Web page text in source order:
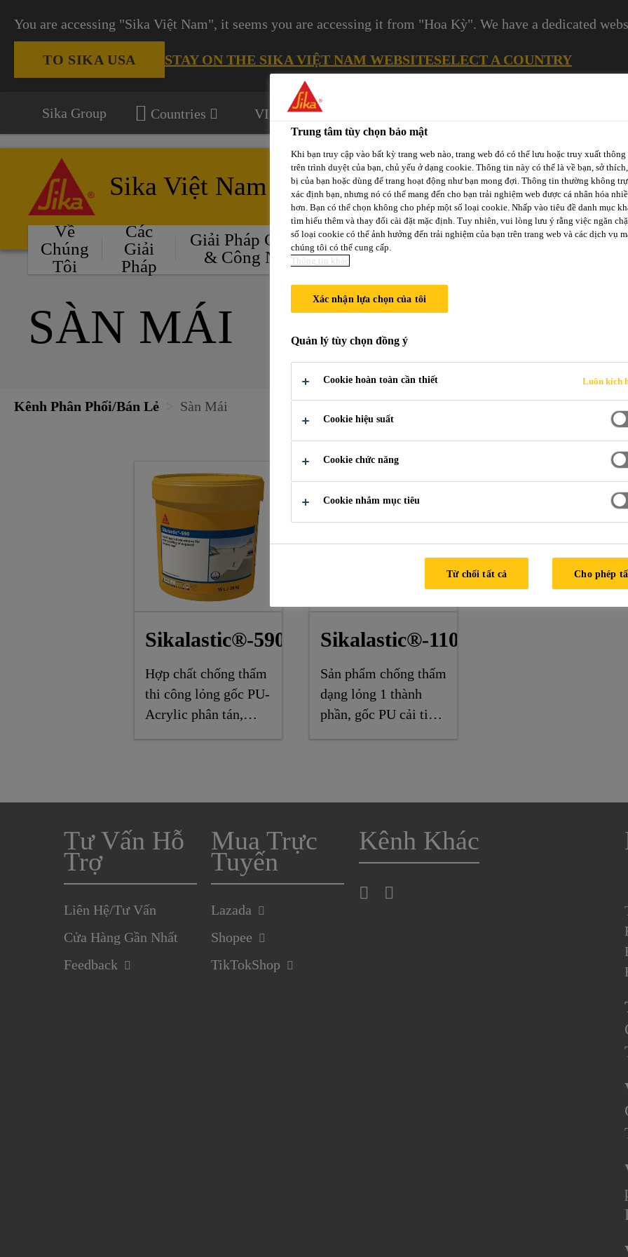
You are accessing "Sika Việt Nam", it seems you are accessing it from "Hoa Kỳ". We have a dedicated
TO SIKA USA STAY ON THE SIKA VIỆT NAM WEBSITESELECT A COUNTRY
Sika Group Countries VI
Sika Việt Nam
Về
Chúng
Tôi
Các
Giải
Pháp
Giải Pháp Cho Ô-tô
& Công Nghiệp
Các
Dự
Phát Triển
Kênh Phân
SÀN MÁI
Kênh Phân Phối/Bán Lẻ Sàn Mái
Sikalastic®-590
Hợp chất chống thấm
thi công lỏng gốc PU-
Acrylic phân tán,
Sikalastic®-110
Sản phẩm chống thấm
dạng lỏng 1 thành
phần, gốc PU cải tiến,
Tư Vấn Hỗ
Trợ
Liên Hệ/Tư Vấn
Cửa Hàng Gần Nhất
Feedback
Mua Trực
Tuyến
Lazada
Shopee
TikTokShop
Kênh Khác
Trung tâm tùy chọn bảo mật
Khi bạn truy cập vào bất kỳ trang web nào, trang web đó có thể lưu hoặc truy xuất
trên trình duyệt của bạn, chủ yếu ở dạng cookie. Thông tin này có thể là về bạn, sở
bị của bạn hoặc dùng để trang hoạt động như bạn mong đợi. Thông tin thường không
xác định bạn, nhưng nó có thể mang đến cho bạn trải nghiệm web được cá nhân hóa
hơn. Bạn có thể chọn không cho phép một số loại cookie. Nhấp vào tiêu đề danh mục
tìm hiểu thêm và thay đổi cài đặt mặc định. Tuy nhiên, vui lòng lưu ý rằng việc ngăn
số loại cookie có thể ảnh hưởng đến trải nghiệm của bạn trên trang web và các dịch vụ
chúng tôi có thể cung cấp.
Thông tin khác
Xác nhận lựa chọn của tôi
Quản lý tùy chọn đồng ý
Cookie hoàn toàn cần thiết Luôn kích
Cookie hiệu suất
Cookie chức năng
Cookie nhắm mục tiêu
Từ chối tất cả Cho phép